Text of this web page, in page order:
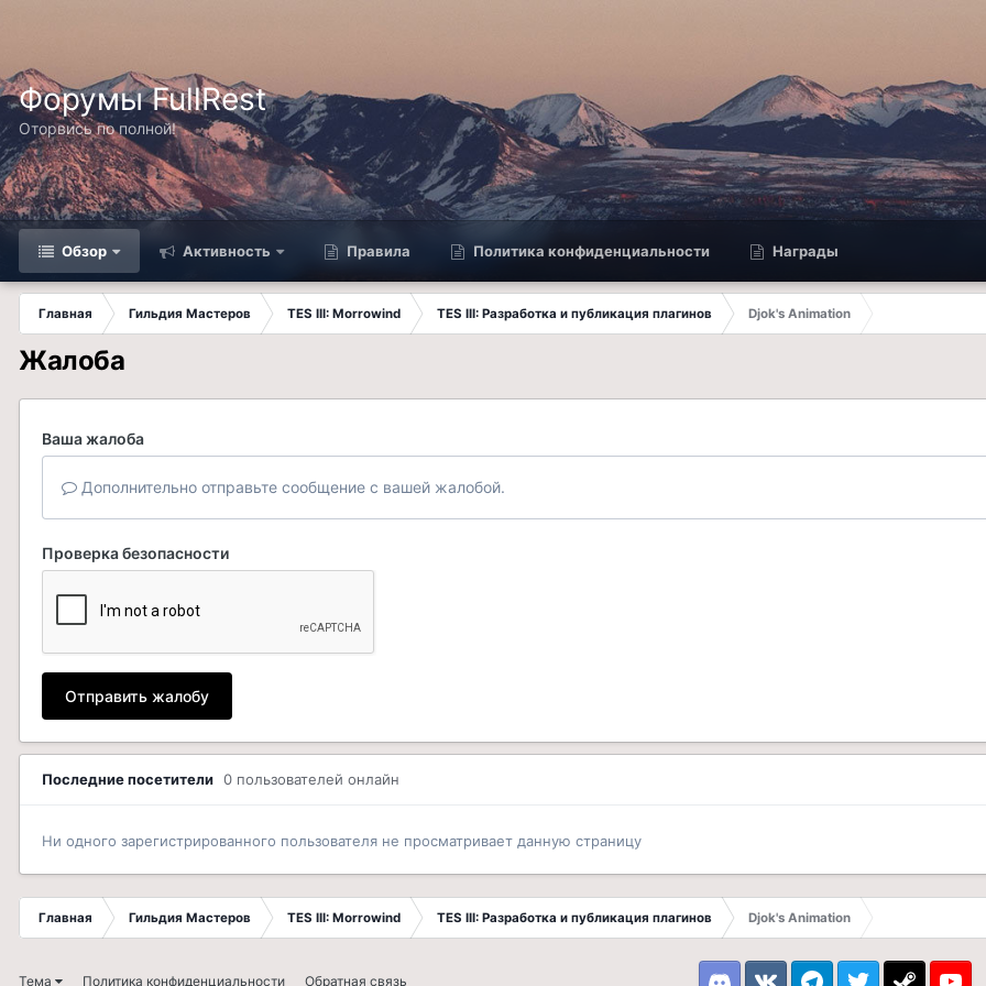
Форумы FullRest
Оторвись по полной!
Обзор Активность Правила Политика конфиденциальности Награды
Главная Гильдия Мастеров TES III: Morrowind TES III: Разработка и публикация плагинов
Djok's Animation
Жалоба
Ваша жалоба
Дополнительно отправьте сообщение с вашей жалобой.
Проверка безопасности
Отправить жалобу
Последние посетители 0 пользователей онлайн
Ни одного зарегистрированного пользователя не просматривает данную страницу
Главная Гильдия Мастеров TES III: Morrowind TES III: Разработка и публикация плагинов Djok's Animation
Тема Политика конфиденциальности Обратная связь